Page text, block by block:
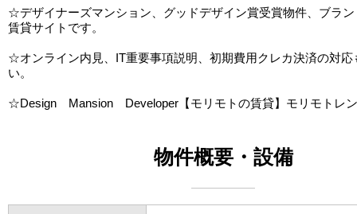
☆デザイナーズマンション、グッドデザイン賞受賞物件、ブラ
賃貸サイトです。
☆オンライン内見、IT重要事項説明、初期費用クレカ決済の対応
い。
☆Design Mansion Developer【モリモトの賃貸】モリモトレ
物件概要・設備